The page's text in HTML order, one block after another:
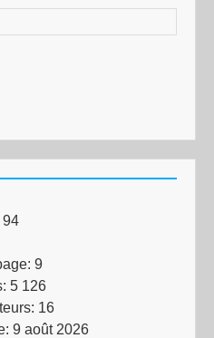
94
9
5 126
16
9 août 2026